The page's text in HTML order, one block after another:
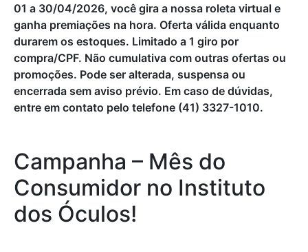
01 a 30/04/2026, você gira a nossa roleta virtual e
ganha premiações na hora. Oferta válida enquanto
durarem os estoques. Limitado a 1 giro por
compra/CPF. Não cumulativa com outras ofertas ou
promoções. Pode ser alterada, suspensa ou
encerrada sem aviso prévio. Em caso de dúvidas,
entre em contato pelo telefone (41) 3327-1010.
Campanha – Mês do
Consumidor no Instituto
dos Óculos!